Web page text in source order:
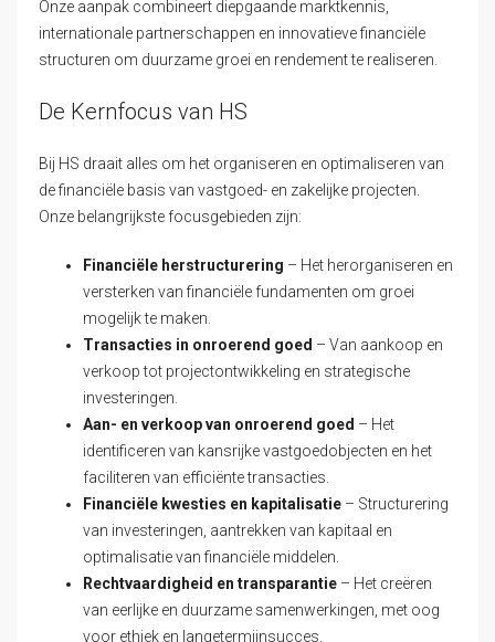
Onze aanpak combineert diepgaande marktkennis,
internationale partnerschappen en innovatieve financiële
structuren om duurzame groei en rendement te realiseren.
De Kernfocus van HS
Bij HS draait alles om het organiseren en optimaliseren van
de financiële basis van vastgoed- en zakelijke projecten.
Onze belangrijkste focusgebieden zijn:
Financiële herstructurering – Het herorganiseren en
versterken van financiële fundamenten om groei
mogelijk te maken.
Transacties in onroerend goed – Van aankoop en
verkoop tot projectontwikkeling en strategische
investeringen.
Aan- en verkoop van onroerend goed – Het
identificeren van kansrijke vastgoedobjecten en het
faciliteren van efficiënte transacties.
Financiële kwesties en kapitalisatie – Structurering
van investeringen, aantrekken van kapitaal en
optimalisatie van financiële middelen.
Rechtvaardigheid en transparantie – Het creëren
van eerlijke en duurzame samenwerkingen, met oog
voor ethiek en langetermijnsucces.